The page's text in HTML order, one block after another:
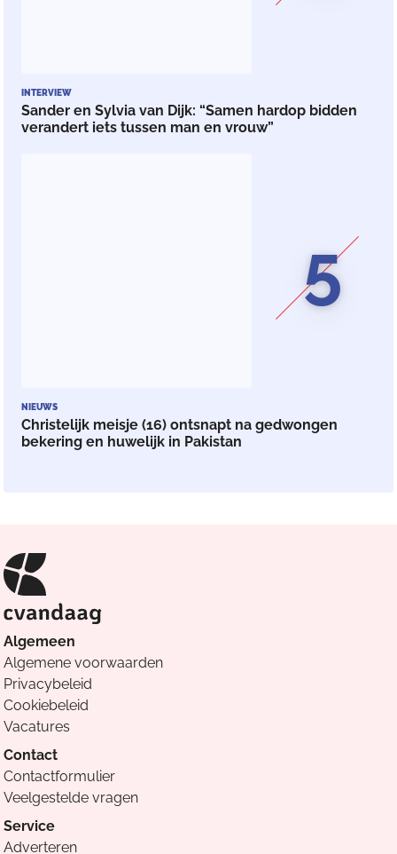
INTERVIEW
Sander en Sylvia van Dijk: “Samen hardop bidden
verandert iets tussen man en vrouw”
5
NIEUWS
Christelijk meisje (16) ontsnapt na gedwongen
bekering en huwelijk in Pakistan
Algemeen
Algemene voorwaarden
Privacybeleid
Cookiebeleid
Vacatures
Contact
Contactformulier
Veelgestelde vragen
Service
Adverteren